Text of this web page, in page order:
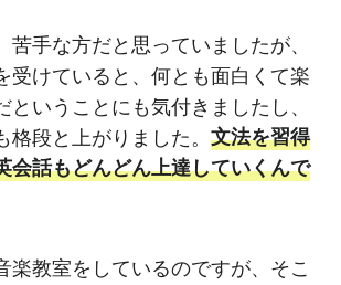
苦手な方だと思っていましたが、
受けていると、何とも面白くて楽
ということにも気付きましたし、
格段と上がりました。 文法を習得
会話もどんどん上達していくんで
楽教室をしているのですが、そこ